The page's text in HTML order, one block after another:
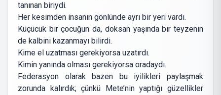
tanınan biriydi.
Her kesimden insanın gönlünde ayrı bir yeri vardı.
Küçücük bir çocuğun da, doksan yaşında bir teyzenin
de kalbini kazanmayı bilirdi.
Kime el uzatması gerekiyorsa uzatırdı.
Kimin yanında olması gerekiyorsa oradaydı.
Federasyon olarak bazen bu iyilikleri paylaşmak
zorunda kalırdık; çünkü Mete’nin yaptığı güzellikler